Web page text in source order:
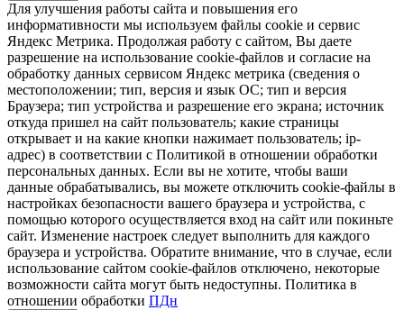
Для улучшения работы сайта и повышения его
информативности мы используем файлы cookie и сервис
Яндекс Метрика. Продолжая работу с сайтом, Вы даете
разрешение на использование cookie-файлов и согласие на
обработку данных сервисом Яндекс метрика (сведения о
местоположении; тип, версия и язык ОС; тип и версия
Браузера; тип устройства и разрешение его экрана; источник
откуда пришел на сайт пользователь; какие страницы
открывает и на какие кнопки нажимает пользователь; ip-
адрес) в соответствии с Политикой в отношении обработки
персональных данных. Если вы не хотите, чтобы ваши
данные обрабатывались, вы можете отключить cookie-файлы в
настройках безопасности вашего браузера и устройства, с
помощью которого осуществляется вход на сайт или покиньте
сайт. Изменение настроек следует выполнить для каждого
браузера и устройства. Обратите внимание, что в случае, если
использование сайтом cookie-файлов отключено, некоторые
возможности сайта могут быть недоступны. Политика в
отношении обработки ПДн